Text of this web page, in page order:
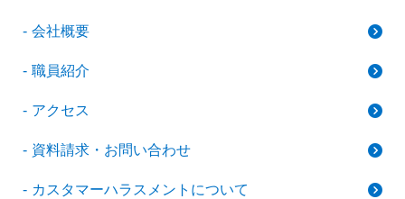
会社概要
職員紹介
アクセス
資料請求・お問い合わせ
カスタマーハラスメントについて